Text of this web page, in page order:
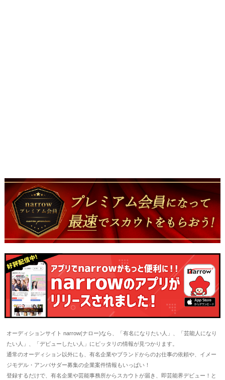
オーディションサイト narrow(ナロー)なら、「有名になりたい人」、「芸能人になり
たい人」、「デビューしたい人」にピッタリの情報が見つかります。
通常のオーディション以外にも、有名企業やブランドからのお仕事の依頼や、イメー
ジモデル・アンバサダー募集の企業案件情報もいっぱい！
登録するだけで、有名企業や芸能事務所からスカウトが届き、即芸能界デビュー！と